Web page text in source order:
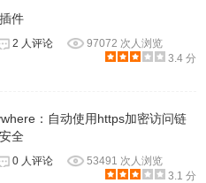
件
2 人评论
97072 次人浏览
3.4 分
：自动使用https加密访问链
全
0 人评论
53491 次人浏览
3.1 分